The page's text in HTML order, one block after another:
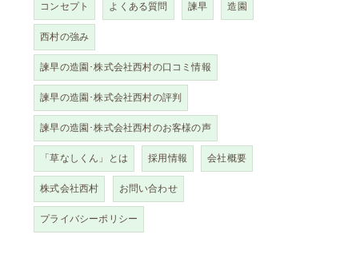
コンセプト よくある質問 諫早 造園
西村の強み
諫早の造園･株式会社西村の口コミ情報
諫早の造園･株式会社西村の評判
諫早の造園･株式会社西村のお客様の声
「草なしくん」とは 採用情報 会社概要
株式会社西村 お問い合わせ
プライバシーポリシー